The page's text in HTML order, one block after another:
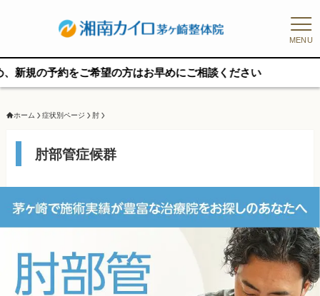
MENU
希望の方はお早めにご相談ください
ホーム 症状別ページ 肘
肘部管症候群